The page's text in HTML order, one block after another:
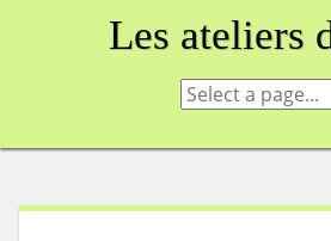
Les ateliers